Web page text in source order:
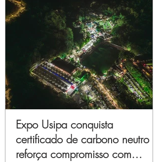
Expo Usipa conquista
certificado de carbono neutro e
reforça compromisso com